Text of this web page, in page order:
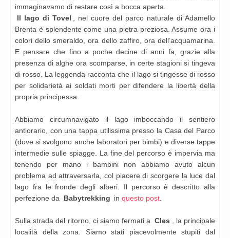
immaginavamo di restare così a bocca aperta.
Il lago di Tovel
, nel cuore del parco naturale di Adamello
Brenta è splendente come una pietra preziosa. Assume ora i
colori dello smeraldo, ora dello zaffiro, ora dell’acquamarina.
E pensare che fino a poche decine di anni fa, grazie alla
presenza di alghe ora scomparse, in certe stagioni si tingeva
di rosso. La leggenda racconta che il lago si tingesse di rosso
per solidarietà ai soldati morti per difendere la libertà della
propria principessa.
Abbiamo circumnavigato il lago imboccando il sentiero
antiorario, con una tappa utilissima presso la Casa del Parco
(dove si svolgono anche laboratori per bimbi) e diverse tappe
intermedie sulle spiagge. La fine del percorso è impervia ma
tenendo per mano i bambini non abbiamo avuto alcun
problema ad attraversarla, col piacere di scorgere la luce dal
lago fra le fronde degli alberi. Il percorso è descritto alla
perfezione da
Babytrekking in questo post
Sulla strada del ritorno, ci siamo fermati a Cles
, la principale
località della zona. Siamo stati piacevolmente stupiti dal